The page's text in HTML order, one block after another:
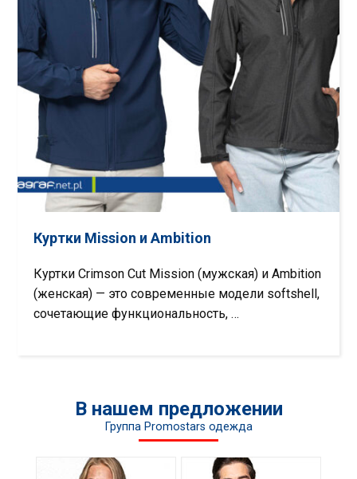
Куртки Mission и Ambition
Куртки Crimson Cut Mission (мужская) и Ambition
(женская) — это современные модели softshell,
сочетающие функциональность, …
В нашем предложении
Группа Promostars одежда